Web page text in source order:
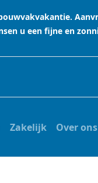
u een fijne en
Zakelijk Over ons